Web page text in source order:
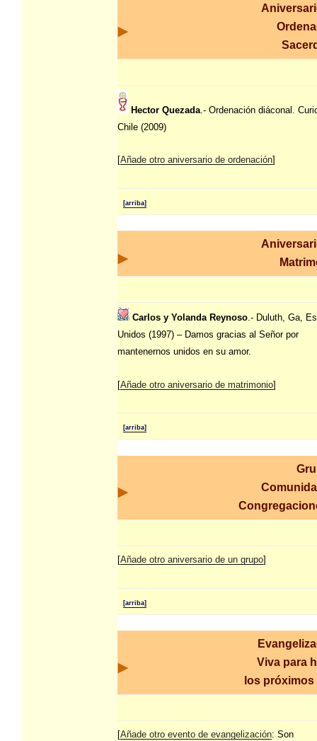
Hector Quezada .- Ordenación diáconal.
Chile (2009)
[Añade otro aniversario de ordenación]
[arriba]
Carlos y Yolanda Reynoso.- Duluth, Ga,
Unidos (1997) – Damos gracias al Señor por
mantenernos unidos en su amor.
[Añade otro aniversario de matrimonio]
[arriba]
[Añade otro aniversario de un grupo]
[arriba]
Viva para
los próximos
[Añade otro evento de evangelización: Son